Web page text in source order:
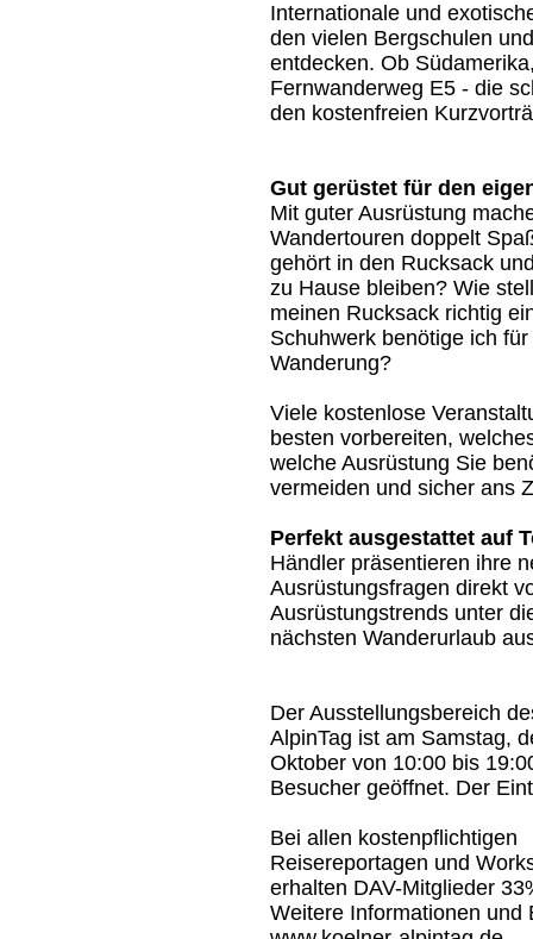
Internationale und
den vielen Bergschulen
entdecken. Ob
Fernwanderweg E5 - die
den kostenfreien
Gut gerüstet für den
Mit guter Ausrüstung
Wandertouren doppelt
gehört in den Rucksack
zu Hause bleiben? Wie
meinen Rucksack richtig
Schuhwerk benötige ich
Wanderung?
Viele kostenlose
besten vorbereiten,
welche Ausrüstung Sie
vermeiden und sicher ans
Perfekt ausgestattet auf
Händler präsentieren ihre
Ausrüstungsfragen direkt
Ausrüstungstrends unter
nächsten Wanderurlaub
Der Ausstellungsbereich
AlpinTag ist am Samstag,
Oktober von 10:00 bis
Besucher geöffnet. Der
Bei allen kostenpflichtigen
Reisereportagen und
erhalten DAV-Mitglieder
Weitere Informationen und